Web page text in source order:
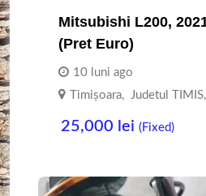
Mitsubishi L200,
(Pret Euro)
10 luni ago
Timişoara, Judetul TIMIS,
25,000 lei (Fixed)